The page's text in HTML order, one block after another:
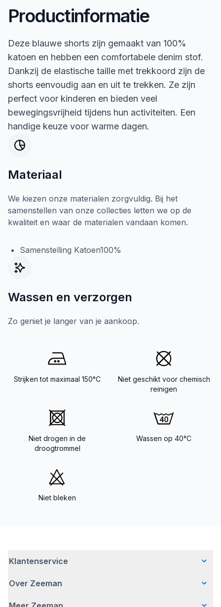
Productinformatie
Deze blauwe shorts zijn gemaakt van 100%
katoen en hebben een comfortabele denim stof.
Dankzij de elastische taille met trekkoord zijn de
shorts eenvoudig aan en uit te trekken. Ze zijn
perfect voor kinderen en bieden veel
bewegingsvrijheid tijdens hun activiteiten. Een
handige keuze voor warme dagen.
Materiaal
We kiezen onze materialen zorgvuldig. Bij het
samenstellen van onze collecties letten we op de
kwaliteit en waar de materialen vandaan komen.
Samenstelling Katoen100%
Wassen en verzorgen
Zo geniet je langer van je aankoop.
Strijken tot maximaal 150°C
Niet geschikt voor chemisch
reinigen
Niet drogen in de
droogtrommel
Wassen op 40°C
Niet bleken
Klantenservice
Veelgestelde vragen
Over Zeeman